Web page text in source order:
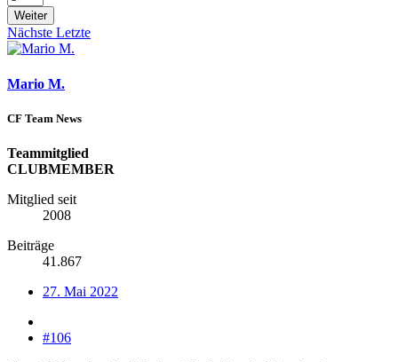
Weiter
Nächste Letzte
Mario M.
CF Team News
Teammitglied
CLUBMEMBER
Mitglied seit
2008
Beiträge
41.867
27. Mai 2022
#106